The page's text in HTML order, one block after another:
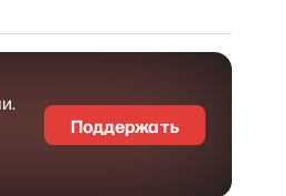
Поддержать